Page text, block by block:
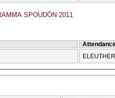
SPOUDŌN 2011